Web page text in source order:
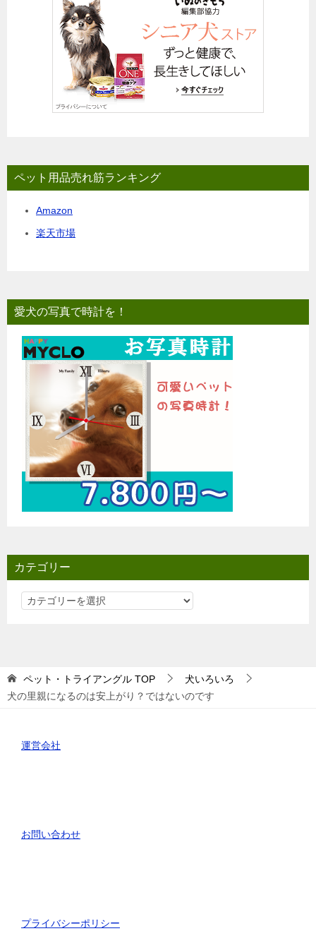
ペット用品売れ筋ランキング
Amazon
楽天市場
愛犬の写真で時計を！
カテゴリー
カ
ペット・トライアングル TOP
犬いろいろ
犬の里親になるのは安上がり？ではないのです
運営会社
お問い合わせ
プライバシーポリシー